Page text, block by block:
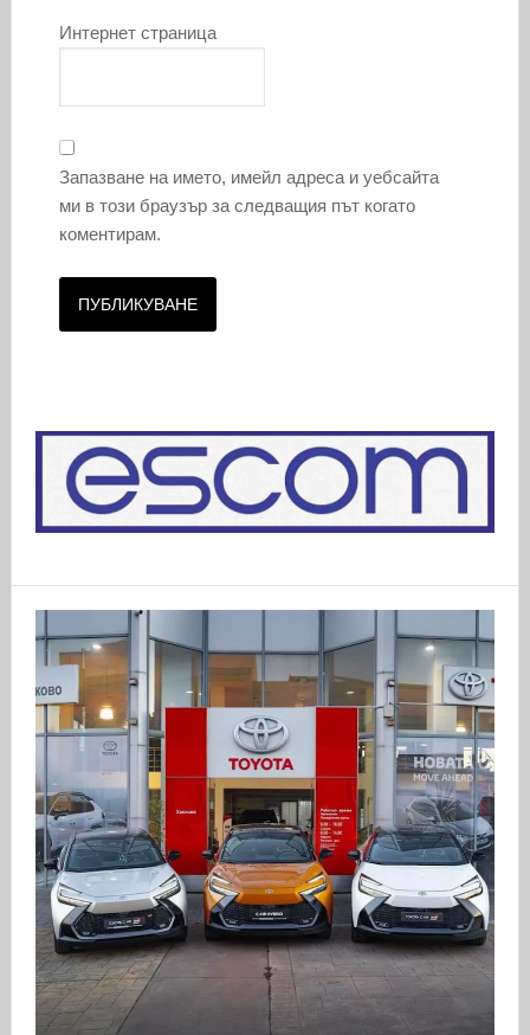
Интернет страница
Запазване на името, имейл адреса и уебсайта
ми в този браузър за следващия път когато
коментирам.